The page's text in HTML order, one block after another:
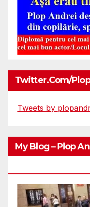
Twitter.com/
Tweets by
My Blog – Plop